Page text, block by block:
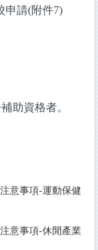
申請(附件7)
助資格者。
意事項-運動保健
意事項-休閒產業